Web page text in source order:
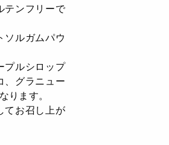
テンフリーで
ソルガムパウ
プルシロップ
、グラニュー
ります。
てお召し上が